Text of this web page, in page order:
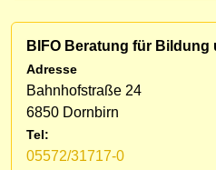
BIFO Beratung für Bildung
Adresse
Bahnhofstraße 24
6850 Dornbirn
Tel:
05572/31717-0